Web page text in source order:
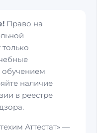
Право на
обучением
наличие
в реестре
Аттестат» —